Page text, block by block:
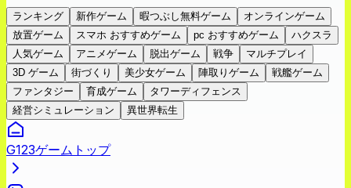
ランキング 新作ゲーム 暇つぶし無料ゲーム
オンラインゲーム
放置ゲーム
スマホ おすすめゲーム pc おすすめゲーム
ハクスラ
人気ゲーム
アニメゲーム 脱出ゲーム 戦争
マルチプレイ
3D ゲーム
街づくり 美少女ゲーム 陣取りゲーム
戦艦ゲーム
ファンタジー
育成ゲーム
タワーディフェンス
経営シミュレーション
異世界転生
G123ゲームトップ